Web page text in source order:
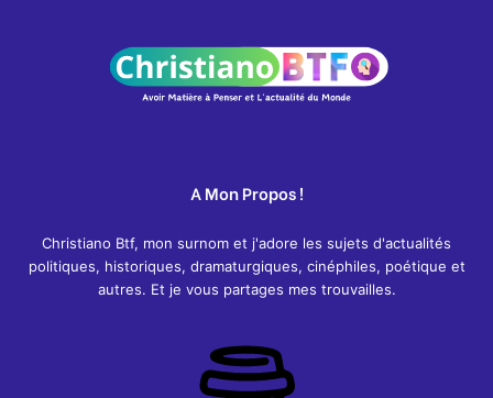
A Mon Propos !
Christiano Btf, mon surnom et j'adore les sujets d'actualités
politiques, historiques, dramaturgiques, cinéphiles, poétique et
autres. Et je vous partages mes trouvailles.